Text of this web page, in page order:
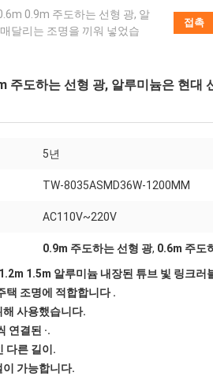
0.9m 주도하는 선형 광, 알
달리는 조명을 끼워 넣었습
접촉
주도하는 선형 광, 알루미늄은 현대
5년
TW-8035ASMD36W-1200MM
AC110V~220V
0.9m 주도하는 선형 광, 0.6m 주도
1.5m 알루미늄 내장된 튜브 빛 링크
택 조명에 적합합니다 .
해 사용했습니다.
연결된 ·.
다른 길이.
이 가능합니다.